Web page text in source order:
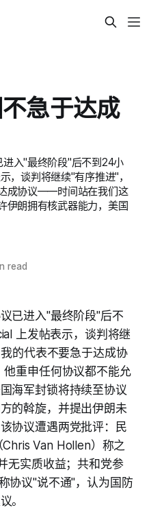
急于达成
入"最终阶段"后不到24小
，谈判将继续"有序推进"，
成协议——时间站在我们这
伊朗拥有核武器能力，美国
read
已进入"最终阶段"后不
上发帖表示，谈判将继
的代表不要急于达成协
重申任何协议都不能允
海军封锁将持续至协议
的斡旋，并提出伊朗未
协议遭遇两党批评：民
Chris Van Hollen）称之
无实质收益；共和党参
协议"说不通"，认为国防
。